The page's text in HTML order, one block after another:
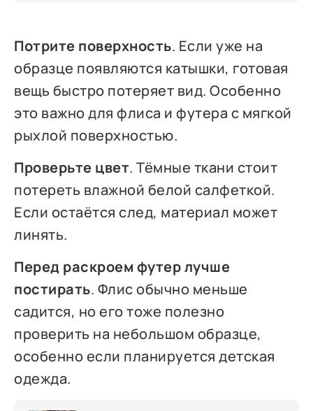
Потрите поверхность. Если уже на
образце появляются катышки, готовая
вещь быстро потеряет вид. Особенно
это важно для флиса и футера с мягкой
рыхлой поверхностью.
Проверьте цвет. Тёмные ткани стоит
потереть влажной белой салфеткой.
Если остаётся след, материал может
линять.
Перед раскроем футер лучше
постирать. Флис обычно меньше
садится, но его тоже полезно
проверить на небольшом образце,
особенно если планируется детская
одежда.